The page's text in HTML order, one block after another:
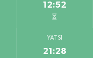
12:52
YATSI
21:28